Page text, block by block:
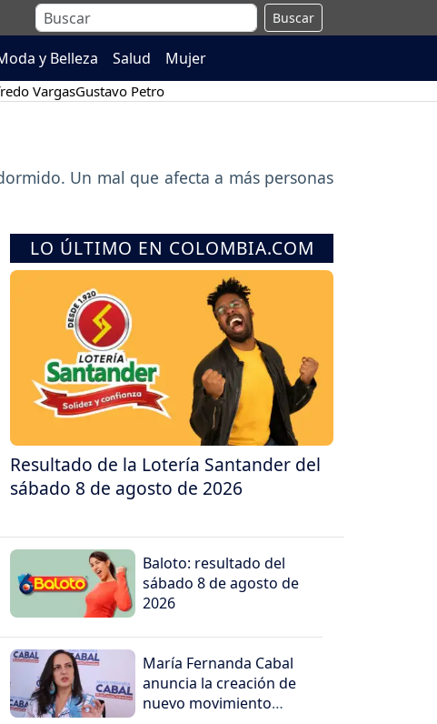
Buscar
y Belleza Salud Mujer
VargasGustavo Petro
Un mal que afecta a más personas
LO ÚLTIMO EN COLOMBIA.COM
Resultado de la Lotería Santander del
sábado 8 de agosto de 2026
Baloto: resultado del
sábado 8 de agosto de
2026
María Fernanda Cabal
anuncia la creación de
nuevo movimiento